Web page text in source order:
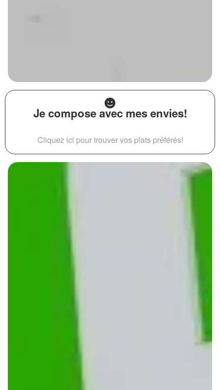
Je compose avec mes envies!
Cliquez ici pour trouver vos plats préférés!